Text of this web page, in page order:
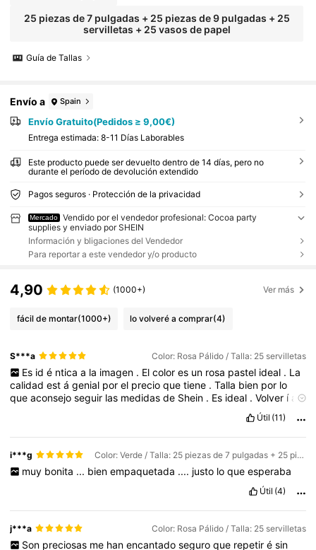
25 piezas de 7 pulgadas + 25 piezas de 9 pulgadas + 25
servilletas + 25 vasos de papel
Guía de Tallas
Envío a Spain
Envío Gratuito(Pedidos ≥ 9,00€)
Entrega estimada: 8-11 Días Laborables
Este producto puede ser devuelto dentro de 14 días, pero no
durante el período de devolución extendido
Pagos seguros · Protección de la privacidad
Mercado
Vendido por el vendedor profesional: Cocoa party
supplies y enviado por SHEIN
Información y bligaciones del Vendedor
Para reportar a este vendedor y/o producto
4,90 (1000+) Ver más
fácil de montar(1000+) lo volveré a comprar(4)
S***a Color: Rosa Pálido / Talla: 25 servilletas
Es id é ntica a la imagen . El color es un rosa pastel ideal . La
calidadestágenial porel precioquetiene .Talla bien por lo
queaconsejoseguir las medidasde Shein . Es ideal .Volver í aa
Si
puntos ,por favor
🩷
Útil (11)
i***g Color: Verde / Talla: 25 piezas de 7 pulgadas + 25 piezas de 9 pulgadas + 25 servilletas + 25 vasos de papel
muy bonita ... bien empaquetada .... justo lo que esperaba
Útil (4)
j***a Color: Rosa Pálido / Talla: 25 servilletas
Son preciosas me han encantado seguro que repetir é sin